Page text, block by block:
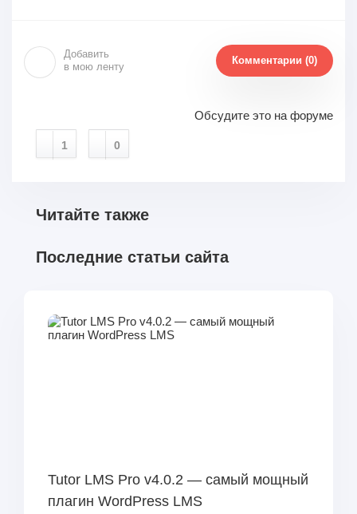
Добавить
в мою ленту
Комментарии (0)
Обсудите это на форуме
1 0
Читайте также
Последние статьи сайта
Tutor LMS Pro v4.0.2 — самый мощный
плагин WordPress LMS